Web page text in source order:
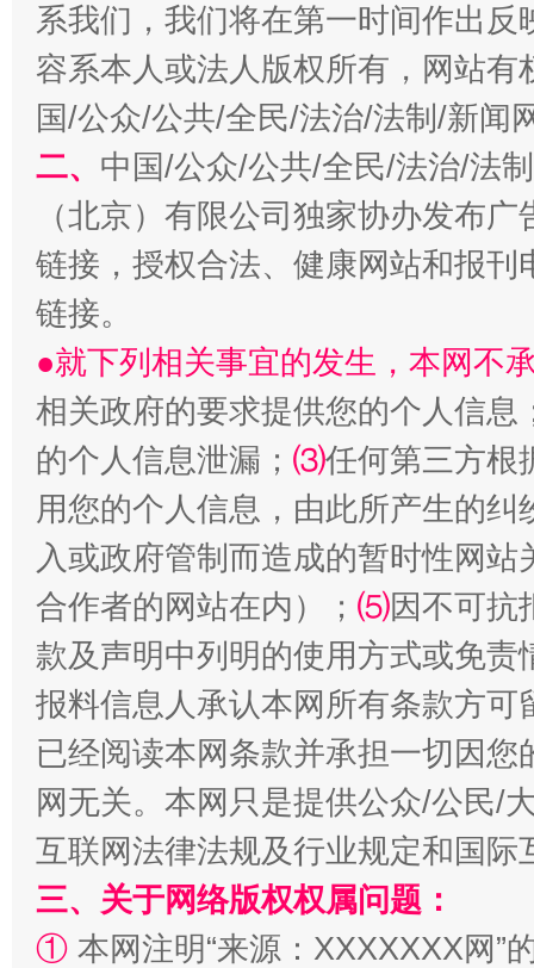
系我们，我们将在第一时间作出
容系本人或法人版权所有，网站
国/公众/公共/全民/法治/法制/新闻
二、 中国/公众/公共/全民/法治/法
（北京）有限公司独家协办发布
链接，授权合法、健康网站和报
链接。
●就下列相关事宜的发生，本网不
相关政府的要求提供您的个人信息
的个人信息泄漏； ⑶任何第三方根
用您的个人信息，由此所产生的纠
入或政府管制而造成的暂时性网
合作者的网站在内）； ⑸因不可抗
款及声明中列明的使用方式或免责
报料信息人承认本网所有条款方
已经阅读本网条款并承担一切因
网无关。本网只是提供公众/公民/
互联网法律法规及行业规定和国
三、关于网络版权权属问题：
① 本网注明“来源：XXXXXXX网”